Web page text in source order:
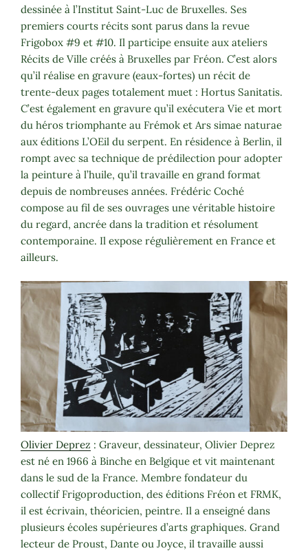
dessinée à l’Institut Saint-Luc de Bruxelles. Ses
premiers courts récits sont parus dans la revue
Frigobox #9 et #10. Il participe ensuite aux ateliers
Récits de Ville créés à Bruxelles par Fréon. C’est alors
qu’il réalise en gravure (eaux-fortes) un récit de
trente-deux pages totalement muet : Hortus Sanitatis.
C’est également en gravure qu’il exécutera Vie et mort
du héros triomphante au Frémok et Ars simae naturae
aux éditions L’OEil du serpent. En résidence à Berlin, il
rompt avec sa technique de prédilection pour adopter
la peinture à l’huile, qu’il travaille en grand format
depuis de nombreuses années. Frédéric Coché
compose au fil de ses ouvrages une véritable histoire
du regard, ancrée dans la tradition et résolument
contemporaine. Il expose régulièrement en France et
ailleurs.
Olivier Deprez : Graveur, dessinateur, Olivier Deprez
est né en 1966 à Binche en Belgique et vit maintenant
dans le sud de la France. Membre fondateur du
collectif Frigoproduction, des éditions Fréon et FRMK,
il est écrivain, théoricien, peintre. Il a enseigné dans
plusieurs écoles supérieures d’arts graphiques. Grand
lecteur de Proust, Dante ou Joyce, il travaille aussi